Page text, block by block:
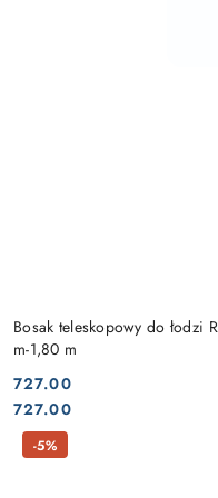
Bosak teleskopowy do łodzi
m-1,80 m
Cena:
727.00
Cena:
727.00
-5%